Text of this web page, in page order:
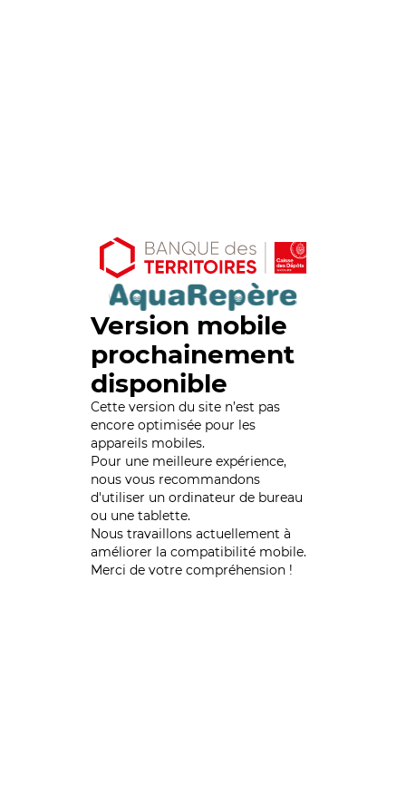
Version mobile
prochainement
disponible
Cette version du site n’est pas
encore optimisée pour les
appareils mobiles.
Pour une meilleure expérience,
nous vous recommandons
d'utiliser un ordinateur de bureau
ou une tablette.
Nous travaillons actuellement à
améliorer la compatibilité mobile.
Merci de votre compréhension !